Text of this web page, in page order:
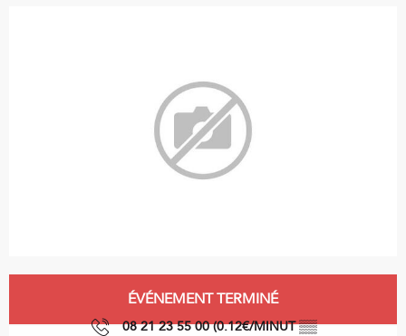
Ouverture et coordonnées
ÉVÉNEMENT TERMINÉ
08 21 23 55 00 (0.12€/MINUT▒▒